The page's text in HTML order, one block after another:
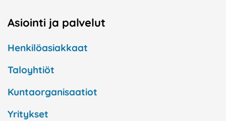
Asiointi ja palvelut
Henkilöasiakkaat
Taloyhtiöt
Kuntaorganisaatiot
Yritykset